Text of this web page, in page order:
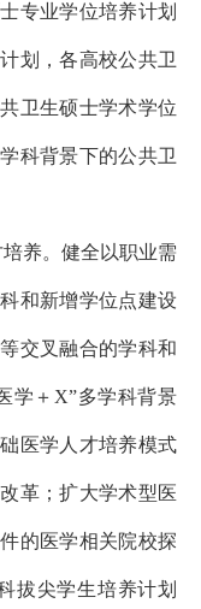
专业学位培养计划
划，各高校公共卫
卫生硕士学术学位
科背景下的公共卫
养。健全以职业需
和新增学位点建设
交叉融合的学科和
学＋X”多学科背景
医学人才培养模式
革；扩大学术型医
的医学相关院校探
拔尖学生培养计划